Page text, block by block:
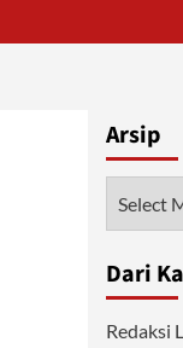
Arsip
Dari
Redaksi